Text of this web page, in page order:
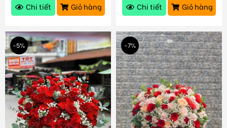
Chi tiết
Giỏ hàng
Chi tiết
Giỏ hàng
-5% -7%